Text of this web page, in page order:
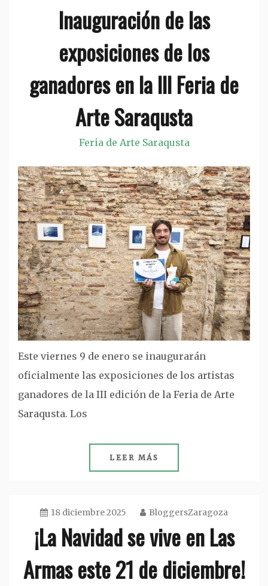
Inauguración de las
exposiciones de los
ganadores en la III Feria de
Arte Saraqusta
Feria de Arte Saraqusta
Este viernes 9 de enero se inaugurarán
oficialmente las exposiciones de los artistas
ganadores de la III edición de la Feria de Arte
Saraqusta. Los
LEER MÁS
18 diciembre 2025 BloggersZaragoza
¡La Navidad se vive en Las
Armas este 21 de diciembre!